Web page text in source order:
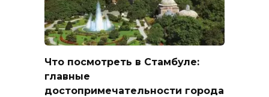
Что посмотреть в Стамбуле:
главные
достопримечательности города